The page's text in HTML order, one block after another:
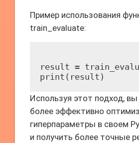
Пример использования
train_evaluate:
result =
Используя этот подход,
более эффективно
гиперпараметры в своем
и получить более точные